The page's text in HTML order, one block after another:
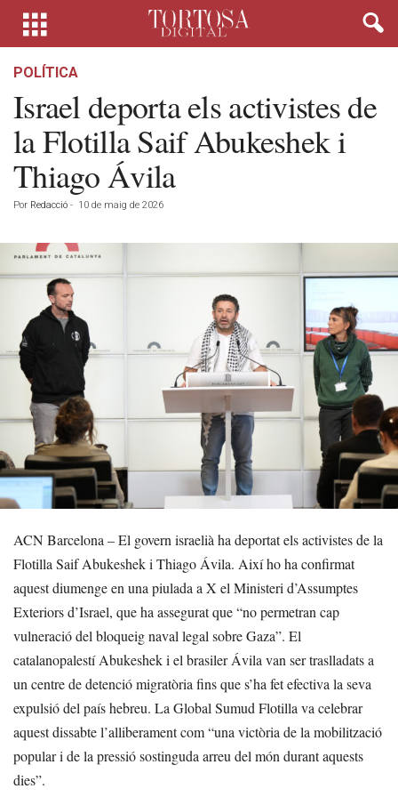
POLÍTICA
Israel deporta els activistes de
la Flotilla Saif Abukeshek i
Thiago Ávila
Por Redacció - 10 de maig de 2026
ACN Barcelona – El govern israelià ha deportat els activistes de la
Flotilla Saif Abukeshek i Thiago Ávila. Així ho ha confirmat
aquest diumenge en una piulada a X el Ministeri d’Assumptes
Exteriors d’Israel, que ha assegurat que “no permetran cap
vulneració del bloqueig naval legal sobre Gaza”. El
catalanopalestí Abukeshek i el brasiler Ávila van ser traslladats a
un centre de detenció migratòria fins que s’ha fet efectiva la seva
expulsió del país hebreu. La Global Sumud Flotilla va celebrar
aquest dissabte l’alliberament com “una victòria de la mobilització
popular i de la pressió sostinguda arreu del món durant aquests
dies”.